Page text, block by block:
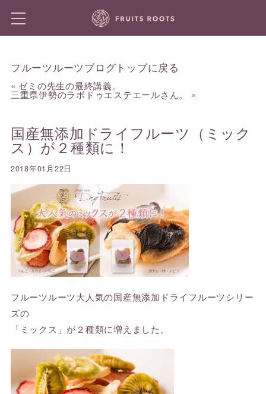
フルーツルーツブログトップに戻る
« ゼミの先生の最終講義。
三重県伊勢のラボドゥエステエールさん。 »
国産無添加ドライフルーツ（ミック
ス）が２種類に！
2018年01月22日
フルーツルーツ大人気の国産無添加ドライフルーツシリー
ズの
「ミックス」が２種類に増えました。